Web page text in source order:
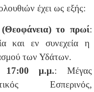
έχει ως εξής:
το πρωί:
και εν συνεχεία η
των Υδάτων.
μ.μ.: Μέγας
Εσπερινός,